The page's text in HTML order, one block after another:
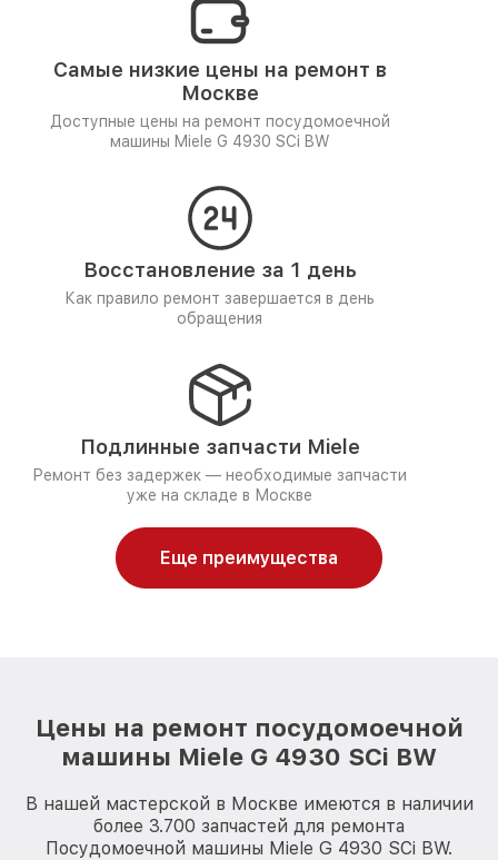
Самые низкие цены на ремонт в
Москве
Доступные цены на ремонт посудомоечной
машины Miele G 4930 SCi BW
Восстановление за 1 день
Как правило ремонт завершается в день
обращения
Подлинные запчасти Miele
Ремонт без задержек — необходимые запчасти
уже на складе в Москве
Еще преимущества
Цены на ремонт посудомоечной
машины Miele G 4930 SCi BW
В нашей мастерской в Москве имеются в наличии
более 3.700 запчастей для ремонта
Посудомоечной машины Miele G 4930 SCi BW.